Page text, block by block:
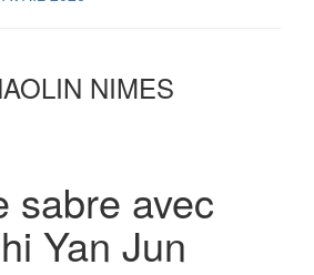
NIMES
sabre avec
Yan Jun